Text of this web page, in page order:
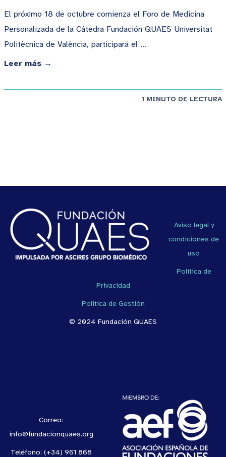
El próximo 18 de octubre comienza el Foro de Medicina
Personalizada de la Cátedra Fundación QUAES Universitat
Politècnica de València, participará el …
Leer más →
1 MINUTO DE LECTURA
Aviso legal y
condiciones de
uso
Política de
Privacidad
Política de Gestión
© 2024 Fundación QUAES
Correo:
info@fundacionquaes.org
Teléfono: (+34) 961 868